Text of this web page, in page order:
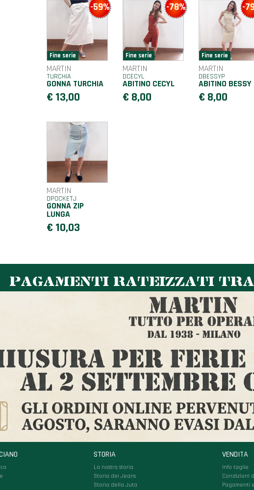
-59%
MARTIN
TURCHIA
GONNA TURCHIA
€ 13,00
-78%
MARTIN
DCECYL
ABITINO CECYL
€ 8,00
-
MARTIN
DBESSYP
ABITINO BESSY
€ 8,00
MARTIN
DPOCKETJ
GONNA ZIP
LUNGA
€ 10,03
PAGAMENTI RATEIZZATI
STORIA
La nostra storia
Storia dei Jeans
Storia della Juta
VENDITA
Info taglie
Condizioni
Pagamenti